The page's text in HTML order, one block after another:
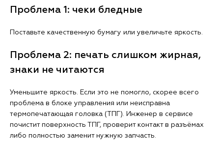
Проблема 1: чеки бледные
Поставьте качественную бумагу или увеличьте яркость.
Проблема 2: печать слишком жирная,
знаки не читаются
Уменьшите яркость. Если это не помогло, скорее всего
проблема в блоке управления или неисправна
термопечатающая головка (ТПГ). Инженер в сервисе
почистит поверхность ТПГ, проверит контакт в разъёмах
либо полностью заменит нужную запчасть.